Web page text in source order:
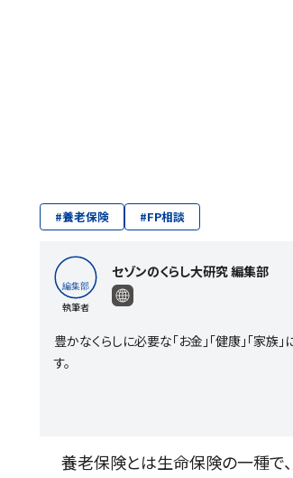
#養老保険 #FP相談
執筆者
セゾンのくらし大研究 編集部
豊かなくらしに必要な「お金」「健康」「家
す。
養老保険とは生命保険の一種で